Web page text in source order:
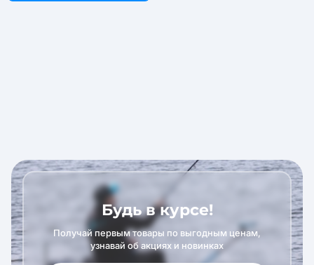
Будь в курсе!
Получай первым товары по выгодным ценам,
узнавай об акциях и новинках